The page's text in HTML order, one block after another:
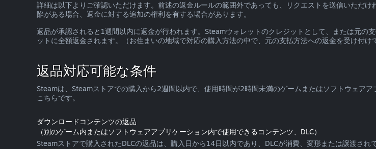
詳細は以下よりご確認いただけます。前述の返金ルールの範囲外であっても、リクエストを送信いただ
陥がある場合、返金に対する追加の権利を有する場合があります。
返品が承認されると1週間以内に返金が行われます。Steamウォレットのクレジットとして、または元
ットに全額返金されます。（お住まいの地域で対応の購入方法の中で、元の支払方法への返金を受け付け
返品対応可能な条件
Steamは、Steamストアでの購入から2週間以内で、使用時間が2時間未満のゲームまたはソフトウェア
こちらです。
ダウンロードコンテンツの返品
（別のゲーム内またはソフトウェアアプリケーション内で使用できるコンテンツ、DLC）
Steamストアで購入されたDLCの返品は、購入日から14日以内であり、DLCが消費、変形または譲渡さ